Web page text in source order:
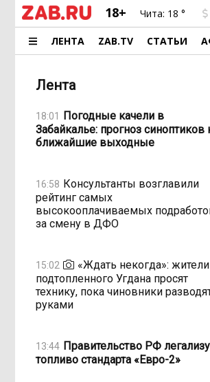
18+ Чита: 18 °
ЛЕНТА ZAB.TV СТАТЬИ
Лента
18:01 Погодные качели в
Забайкалье: прогноз синоптиков
ближайшие выходные
16:58 Консультанты возглавили
рейтинг самых
высокооплачиваемых
за смену в ДФО
15:02
«Ждать некогда»: жители
подтопленного Угдана просят
технику, пока чиновники
руками
13:44 Правительство РФ
топливо стандарта «Евро-2»